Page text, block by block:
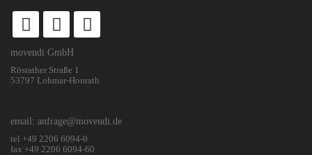
movendi GmbH
Rösrather Straße 1
53797 Lohmar-Honrath
email: anfrage@movendi.de
tel +49 2206 6094-0
fax +49 2206 6094-60